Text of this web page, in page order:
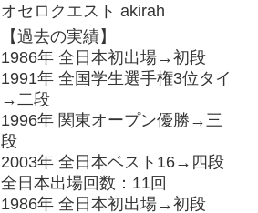
オセロクエスト akirah
【過去の実績】
1986年 全日本初出場→初段
1991年 全国学生選手権3位タイ
→二段
1996年 関東オープン優勝→三
段
2003年 全日本ベスト16→四段
全日本出場回数：11回
1986年 全日本初出場→初段